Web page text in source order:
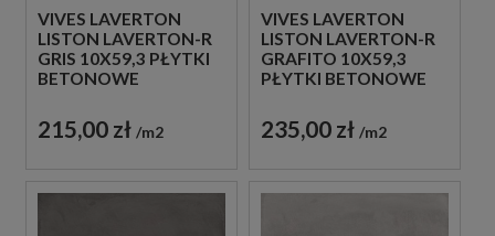
VIVES LAVERTON
LISTON LAVERTON-R
GRIS 10X59,3 PŁYTKI
BETONOWE
215,00 zł m2
VIVES LAVERTON
LISTON LAVERTON-R
GRAFITO 10X59,3
PŁYTKI BETONOWE
235,00 zł m2